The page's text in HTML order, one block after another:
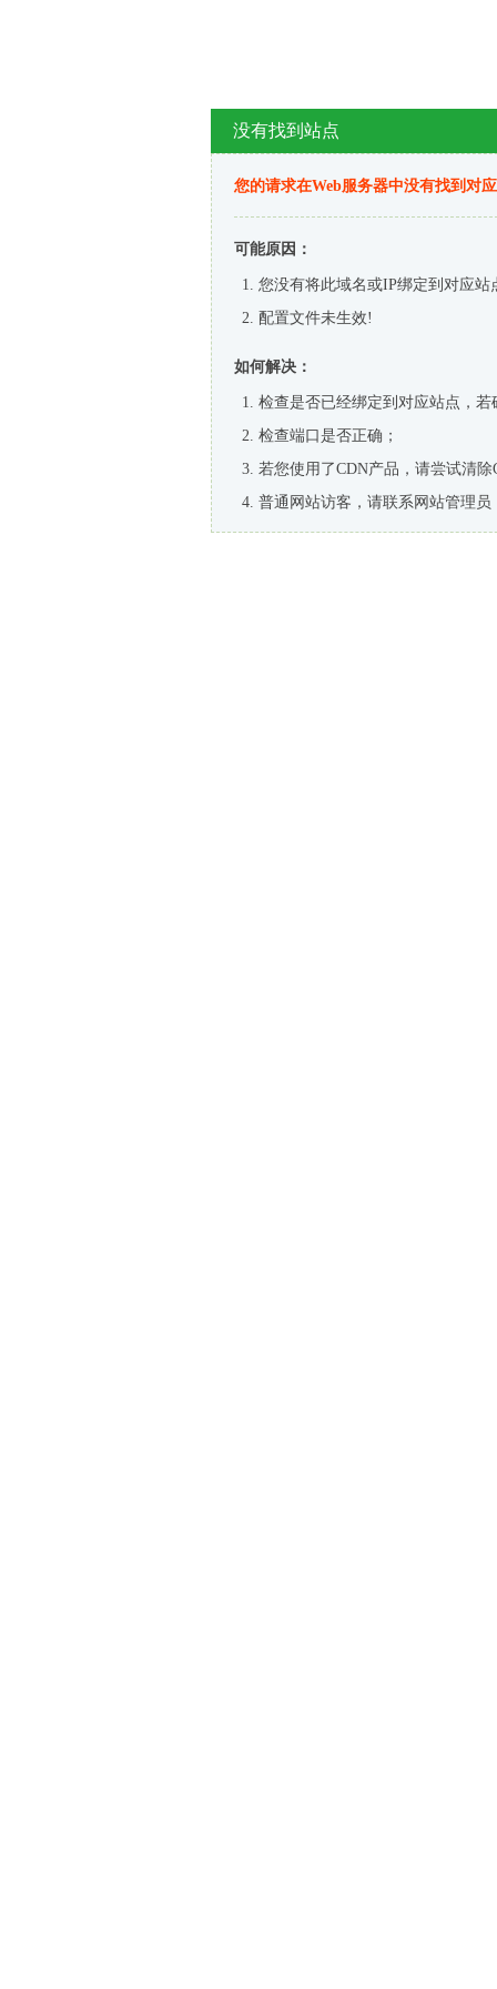
没有找到站点
您的请求在Web服务器中没有找到对
可能原因：
您没有将此域名或IP绑定到对应站
配置文件未生效!
如何解决：
检查是否已经绑定到对应站点，
检查端口是否正确；
若您使用了CDN产品，请尝试清除
普通网站访客，请联系网站管理员